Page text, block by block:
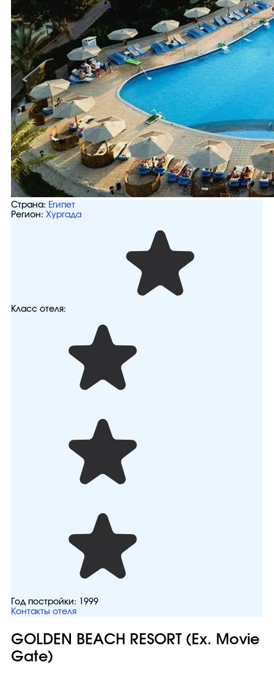
Страна: Египет
Регион: Хургада
Класс отеля:
Год постройки:
1999
Контакты отеля
GOLDEN BEACH RESORT (Ex. Movie
Gate)